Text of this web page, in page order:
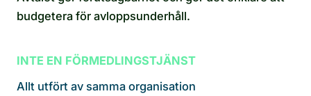
budgetera för avloppsunderhåll.
INTE EN FÖRMEDLINGSTJÄNST
Allt utfört av samma organisation